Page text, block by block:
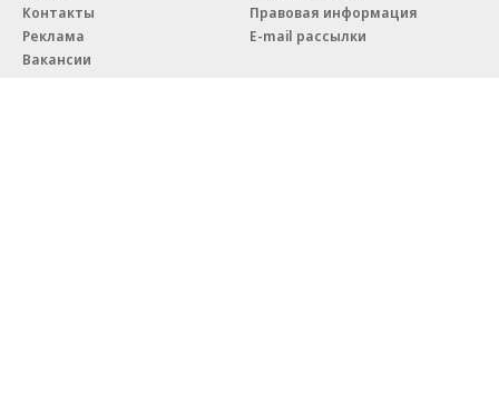
Контакты
Реклама
Вакансии
Правовая информация
E-mail рассылки